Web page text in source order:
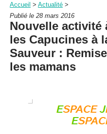
À
DISPOSITIFS
SITES
Accueil > Actualité >
Publié le 28 mars 2016
Nouvelle activité
les Capucines à
Sauveur :
les mamans